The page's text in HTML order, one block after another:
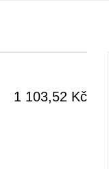
1 103,52 Kč